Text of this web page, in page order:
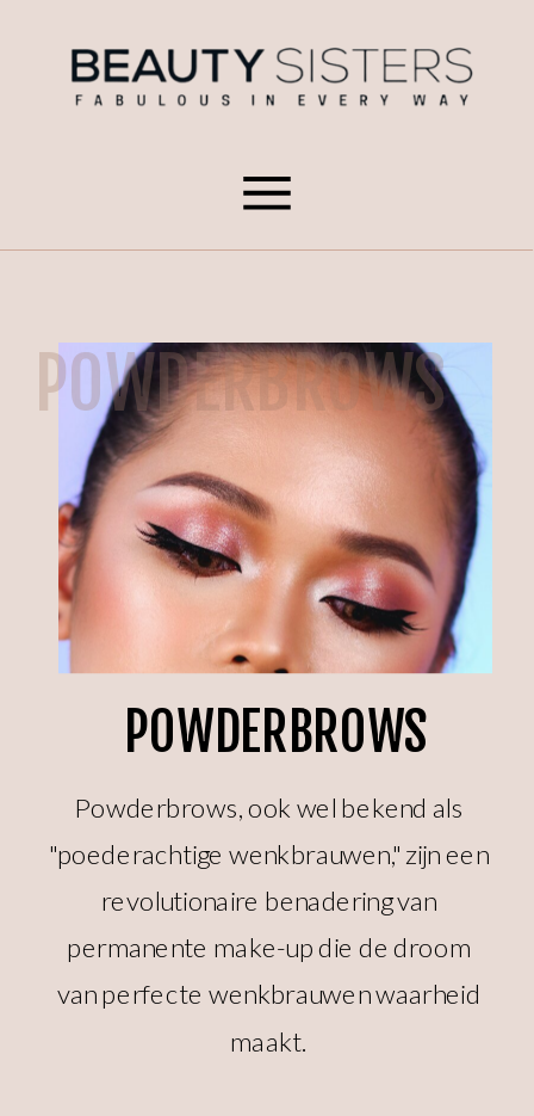
Powderbrows, ook wel bekend als
"poederachtige wenkbrauwen," zijn een
revolutionaire benadering van
permanente make-up die de droom
van perfecte wenkbrauwen waarheid
maakt.
POWDERBROWS
POWDERBROWS